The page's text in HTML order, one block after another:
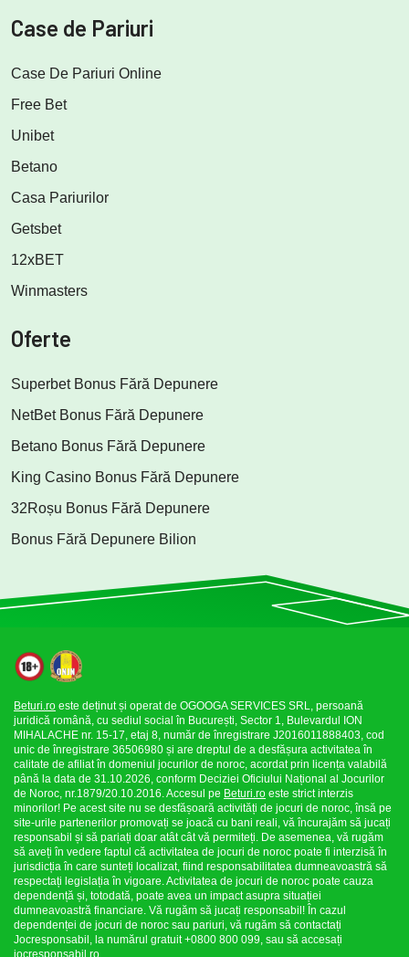
Case de Pariuri
Case De Pariuri Online
Free Bet
Unibet
Betano
Casa Pariurilor
Getsbet
12xBET
Winmasters
Oferte
Superbet Bonus Fără Depunere
NetBet Bonus Fără Depunere
Betano Bonus Fără Depunere
King Casino Bonus Fără Depunere
32Roșu Bonus Fără Depunere
Bonus Fără Depunere Bilion
Beturi.ro este deținut și operat de OGOOGA SERVICES SRL, persoană
juridică română, cu sediul social în București, Sector 1, Bulevardul ION
MIHALACHE nr. 15-17, etaj 8, număr de înregistrare J2016011888403, cod
unic de înregistrare 36506980 și are dreptul de a desfășura activitatea în
calitate de afiliat în domeniul jocurilor de noroc, acordat prin licența valabilă
până la data de 31.10.2026, conform Deciziei Oficiului Național al Jocurilor
de Noroc, nr.1879/20.10.2016. Accesul pe Beturi.ro este strict interzis
minorilor! Pe acest site nu se desfășoară activități de jocuri de noroc, însă pe
site-urile partenerilor promovați se joacă cu bani reali, vă încurajăm să jucați
responsabil și să pariați doar atât cât vă permiteți. De asemenea, vă rugăm
să aveți în vedere faptul că activitatea de jocuri de noroc poate fi interzisă în
jurisdicția în care sunteți localizat, fiind responsabilitatea dumneavoastră să
respectați legislația în vigoare. Activitatea de jocuri de noroc poate cauza
dependență și, totodată, poate avea un impact asupra situației
dumneavoastră financiare. Vă rugăm să jucați responsabil! În cazul
dependenței de jocuri de noroc sau pariuri, vă rugăm să contactați
Jocresponsabil, la numărul gratuit +0800 800 099, sau să accesați